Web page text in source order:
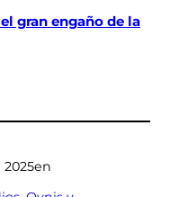
gran engaño de la
en